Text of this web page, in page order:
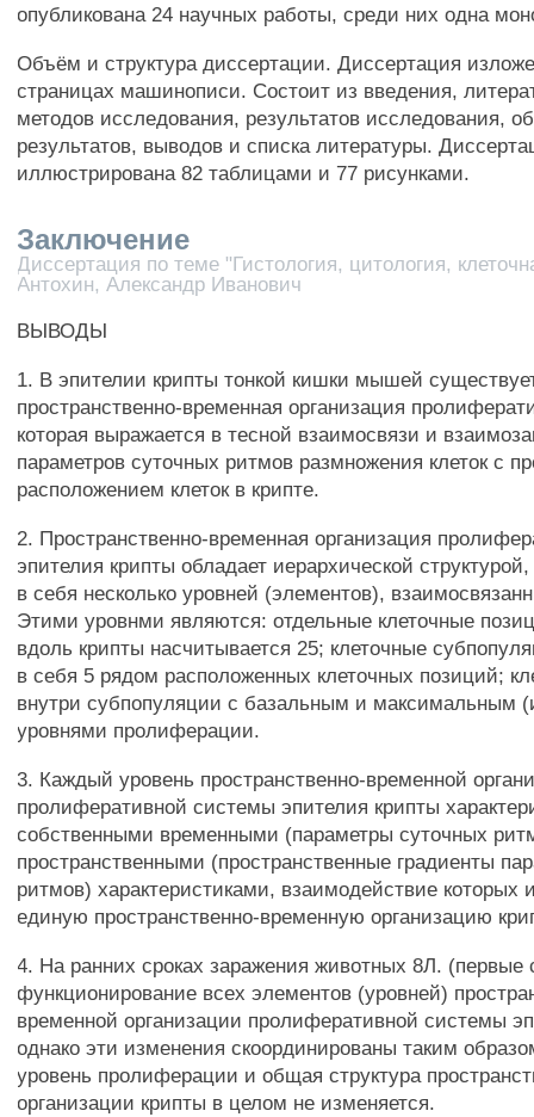
опубликована 24 научных работы, среди них одна
Объём и структура диссертации. Диссертация
страницах машинописи. Состоит из введения,
методов исследования, результатов исследования,
результатов, выводов и списка литературы.
иллюстрирована 82 таблицами и 77 рисунками.
Заключение
Диссертация по теме "Гистология, цитология,
Антохин, Александр Иванович
ВЫВОДЫ
1. В эпителии крипты тонкой кишки мышей
пространственно-временная организация
которая выражается в тесной взаимосвязи и
параметров суточных ритмов размножения клеток с
расположением клеток в крипте.
2. Пространственно-временная организация
эпителия крипты обладает иерархической
в себя несколько уровней (элементов),
Этими уровнми являются: отдельные клеточные
вдоль крипты насчитывается 25; клеточные
в себя 5 рядом расположенных клеточных позиций;
внутри субпопуляции с базальным и максимальным
уровнями пролиферации.
3. Каждый уровень пространственно-временной
пролиферативной системы эпителия крипты
собственными временными (параметры суточных
пространственными (пространственные градиенты
ритмов) характеристиками, взаимодействие
единую пространственно-временную организацию
4. На ранних сроках заражения животных 8Л. (первые
функционирование всех элементов (уровней)
временной организации пролиферативной системы
однако эти изменения скоординированы таким
уровень пролиферации и общая структура
организации крипты в целом не изменяется.